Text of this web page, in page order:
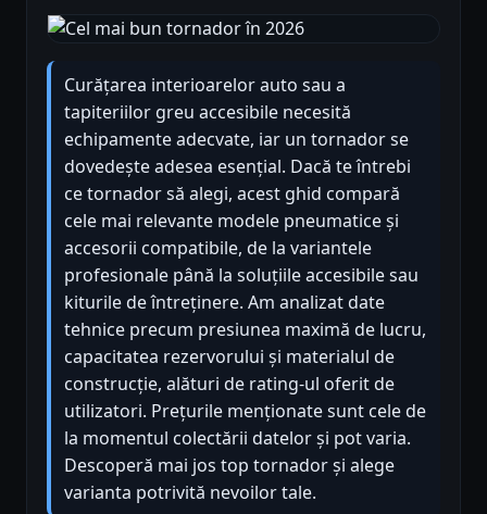
Curățarea interioarelor auto sau a
tapiteriilor greu accesibile necesită
echipamente adecvate, iar un tornador se
dovedește adesea esențial. Dacă te întrebi
ce tornador să alegi, acest ghid compară
cele mai relevante modele pneumatice și
accesorii compatibile, de la variantele
profesionale până la soluțiile accesibile sau
kiturile de întreținere. Am analizat date
tehnice precum presiunea maximă de lucru,
capacitatea rezervorului și materialul de
construcție, alături de rating-ul oferit de
utilizatori. Prețurile menționate sunt cele de
la momentul colectării datelor și pot varia.
Descoperă mai jos top tornador și alege
varianta potrivită nevoilor tale.